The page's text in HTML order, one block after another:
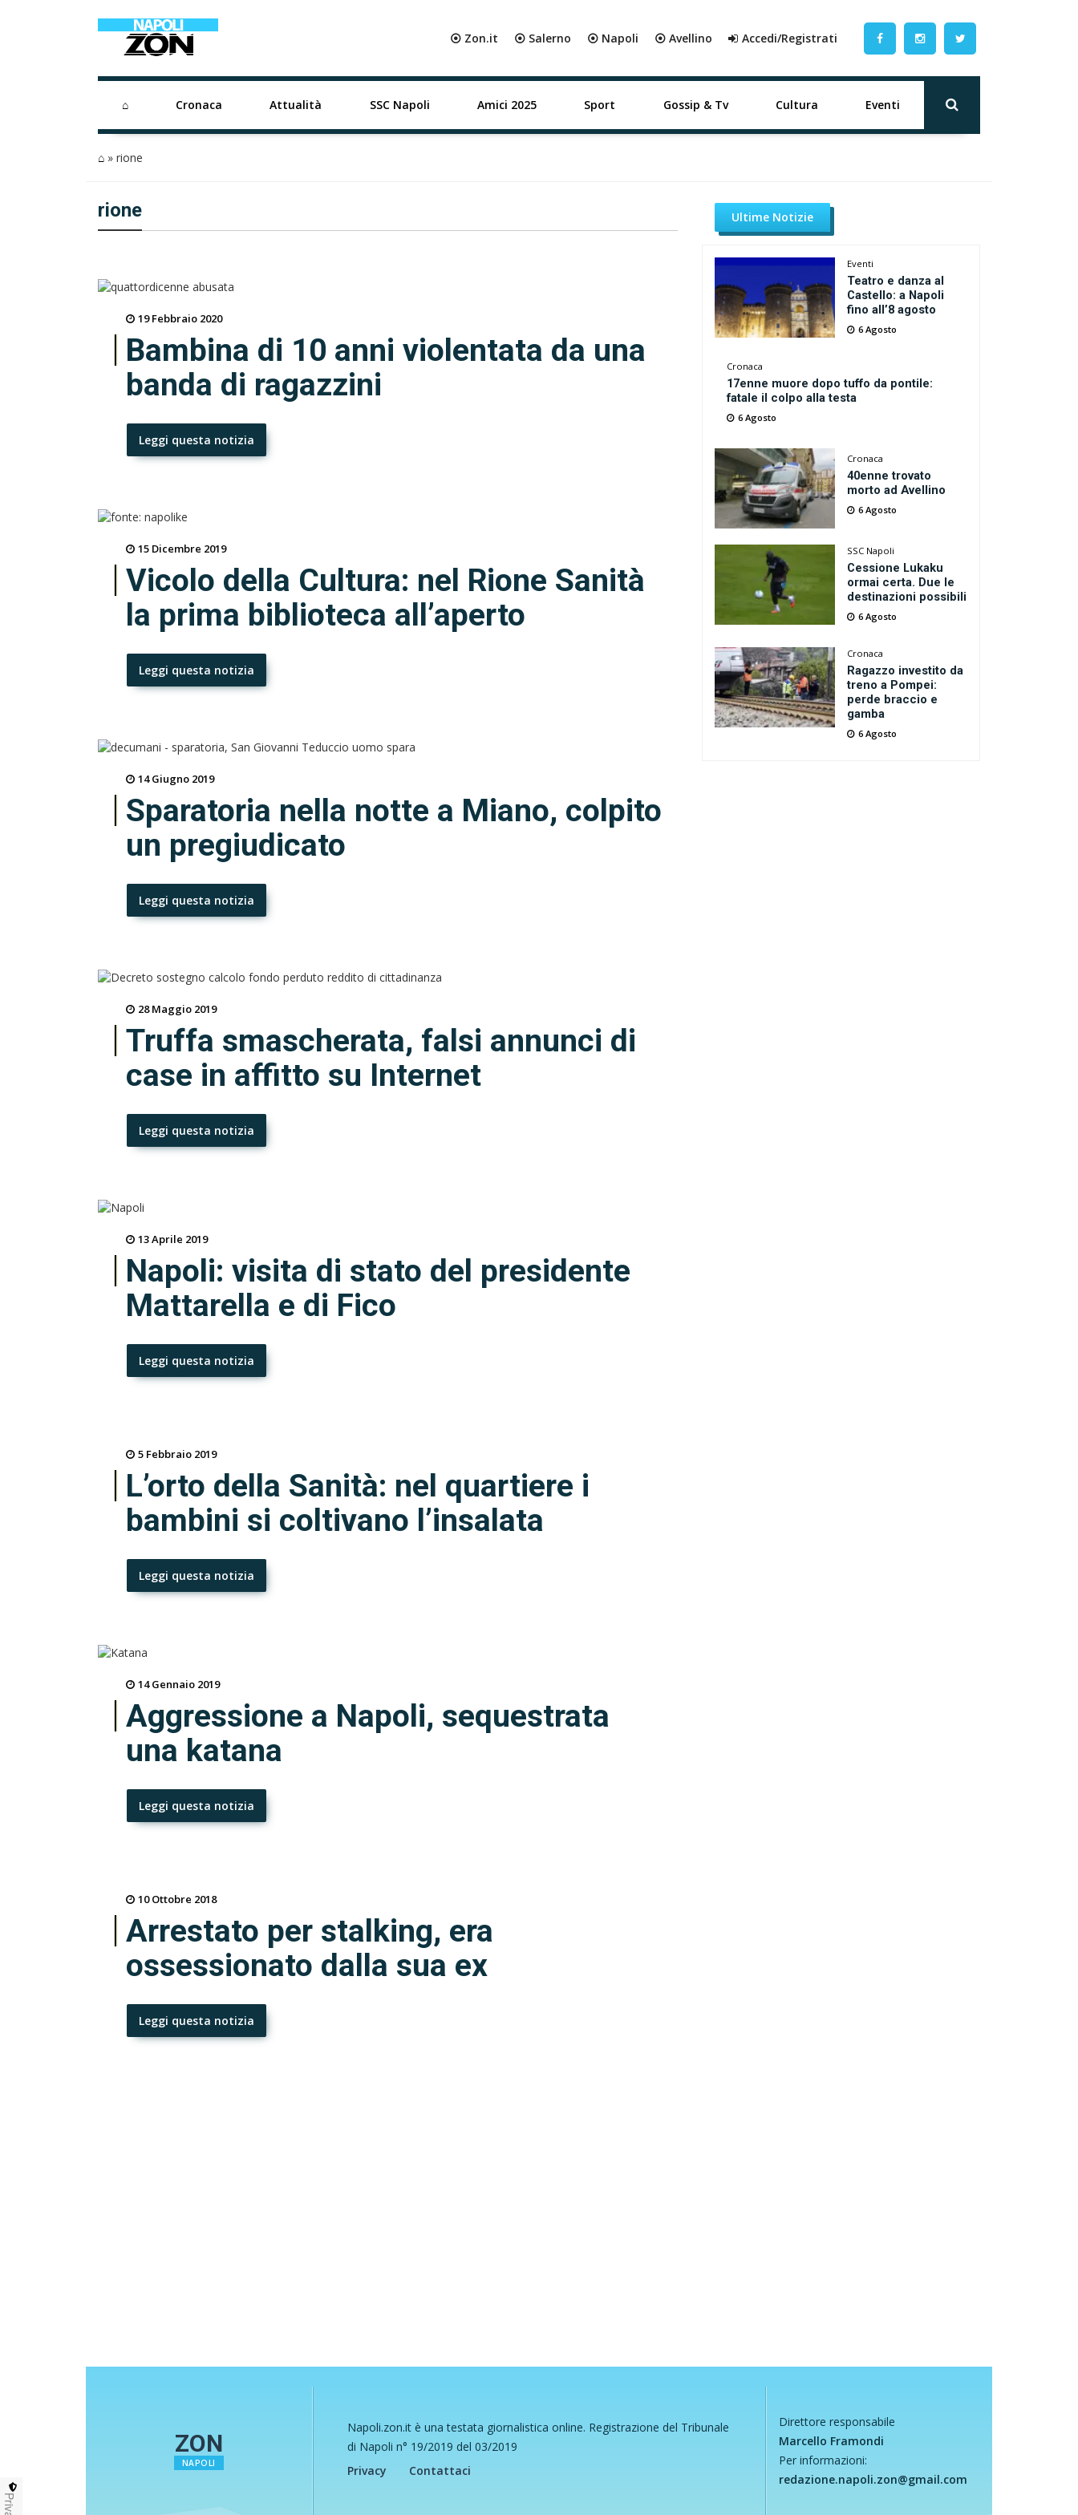
⦿ Zon.it ⦿ Salerno ⦿ Napoli ⦿ Avellino Accedi/Registrati
⌂ Cronaca Attualità SSC Napoli Amici 2025 Sport Gossip & Tv Cultura Eventi
⌂ » rione
rione
19 Febbraio 2020
Bambina di 10 anni violentata da una
banda di ragazzini
Leggi questa notizia
15 Dicembre 2019
Vicolo della Cultura: nel Rione Sanità
la prima biblioteca all’aperto
Leggi questa notizia
14 Giugno 2019
Sparatoria nella notte a Miano, colpito
un pregiudicato
Leggi questa notizia
28 Maggio 2019
Truffa smascherata, falsi annunci di
case in affitto su Internet
Leggi questa notizia
13 Aprile 2019
Napoli: visita di stato del presidente
Mattarella e di Fico
Leggi questa notizia
5 Febbraio 2019
L’orto della Sanità: nel quartiere i
bambini si coltivano l’insalata
Leggi questa notizia
14 Gennaio 2019
Aggressione a Napoli, sequestrata
una katana
Leggi questa notizia
10 Ottobre 2018
Arrestato per stalking, era
ossessionato dalla sua ex
Leggi questa notizia
Ultime Notizie
Eventi
Teatro e danza al
Castello: a Napoli
fino all’8 agosto
6 Agosto
Cronaca
17enne muore dopo tuffo da pontile:
fatale il colpo alla testa
6 Agosto
Cronaca
40enne trovato
morto ad Avellino
6 Agosto
SSC Napoli
Cessione Lukaku
ormai certa. Due le
destinazioni possibili
6 Agosto
Cronaca
Ragazzo investito da
treno a Pompei:
perde braccio e
gamba
6 Agosto
ZON
NAPOLI
Napoli.zon.it è una testata giornalistica online. Registrazione del Tribunale
di Napoli n° 19/2019 del 03/2019
Privacy
Contattaci
Direttore responsabile
Marcello Framondi
Per informazioni:
redazione.napoli.zon@gmail.com